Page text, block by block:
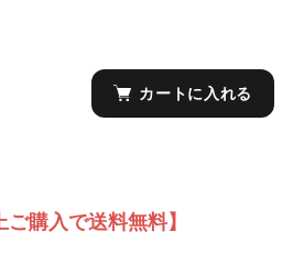
カートに入れる
ご購入で送料無料】